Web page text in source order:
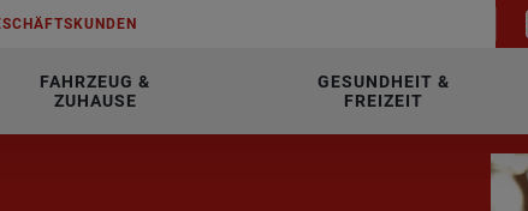
FAHRZEUG &
ZUHAUSE
GESUNDHEIT &
FREIZEIT